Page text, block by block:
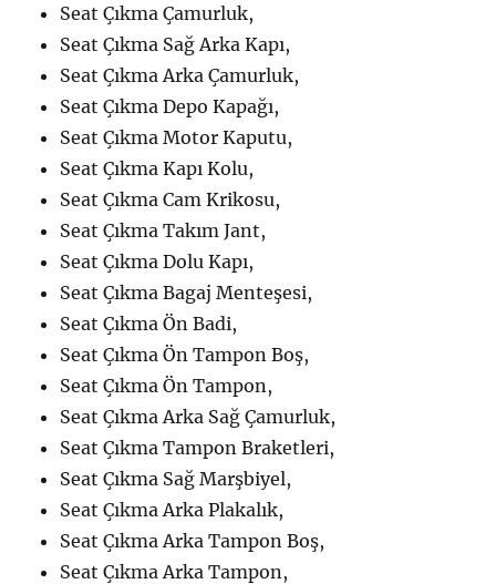
Seat Çıkma Çamurluk,
Seat Çıkma Sağ Arka Kapı,
Seat Çıkma Arka Çamurluk,
Seat Çıkma Depo Kapağı,
Seat Çıkma Motor Kaputu,
Seat Çıkma Kapı Kolu,
Seat Çıkma Cam Krikosu,
Seat Çıkma Takım Jant,
Seat Çıkma Dolu Kapı,
Seat Çıkma Bagaj Menteşesi,
Seat Çıkma Ön Badi,
Seat Çıkma Ön Tampon Boş,
Seat Çıkma Ön Tampon,
Seat Çıkma Arka Sağ Çamurluk,
Seat Çıkma Tampon Braketleri,
Seat Çıkma Sağ Marşbiyel,
Seat Çıkma Arka Plakalık,
Seat Çıkma Arka Tampon Boş,
Seat Çıkma Arka Tampon,